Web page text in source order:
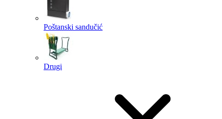
Poštanski sandučić
Drugi